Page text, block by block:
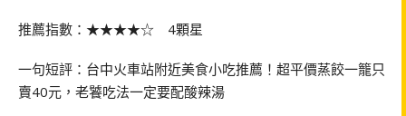
推薦指數：★★★★☆ 4顆星
一句短評：台中火車站附近美食小吃推薦！超平價蒸餃一籠只
賣40元，老饕吃法一定要配酸辣湯